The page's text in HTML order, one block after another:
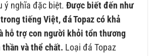
ý nghĩa đặc biệt. Được biết đến như
trong tiếng Việt, đá Topaz có khả
hỗ trợ con người khỏi tổn thương
và thể chất. Loại đá Topaz